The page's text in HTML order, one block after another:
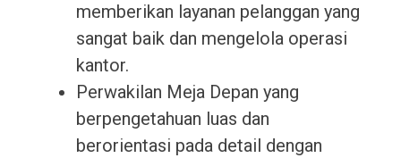
memberikan layanan pelanggan yang
sangat baik dan mengelola operasi
kantor.
Perwakilan Meja Depan yang
berpengetahuan luas dan
berorientasi pada detail dengan